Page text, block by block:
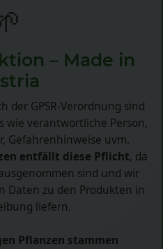
– Made in
der GPSR-Verordnung sind
wie verantwortliche Person,
Gefahrenhinweise uvm.
entfällt diese Pflicht, da
sind und wir
Daten zu den Produkten in
liefern.
Pflanzen stammen